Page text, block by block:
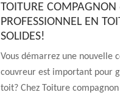
TOITURE
PROFESSIONNEL EN
SOLIDES!
Vous démarrez une nouvelle
couvreur est important pour
toit? Chez Toiture